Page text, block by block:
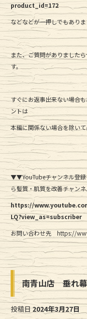
product_id=172
などなどが一押しでもあり
また、ご質問がありました
す。
すぐにお返事出来ない場合
ントは
本編に関係ない場合を除い
▼▼YouTubeチャンネル登
ら髪質・肌質を改善チャン
https://
LQ?view_as=subscriber
お問い合わせ先 https://
南青山店 垂れ幕
投稿日 2024年3月27日